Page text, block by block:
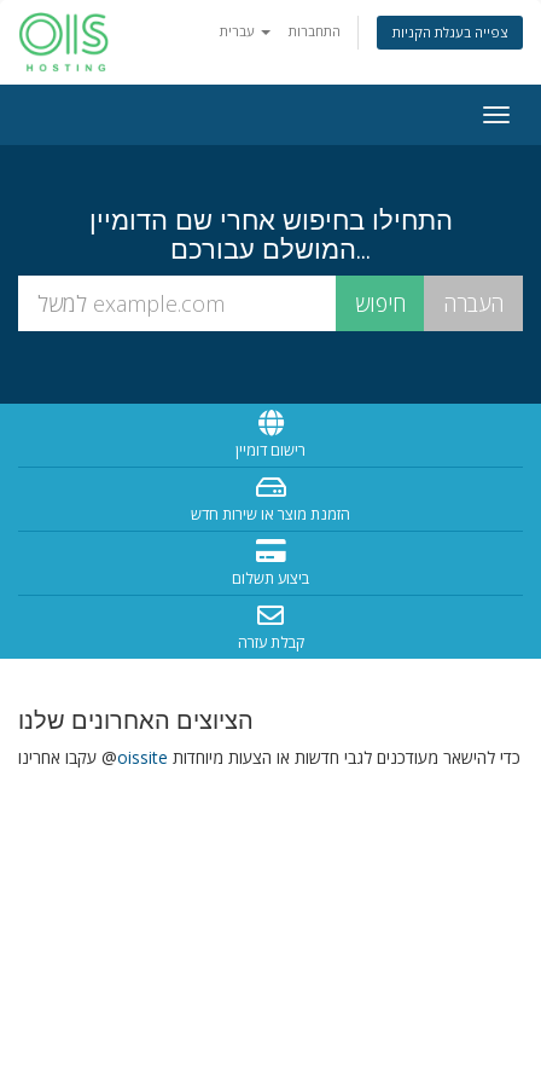
התחברות צפייה בעגלת הקניות
התחילו בחיפוש אחרי שם הדומיין
המושלם עבורכם...
רישום דומיין
הזמנת מוצר או שירות חדש
ביצוע תשלום
קבלת עזרה
הציוצים האחרונים שלנו
עקבו אחרינו @oissite כדי להישאר מעודכנים לגבי חדשות או הצעות מיוחדות